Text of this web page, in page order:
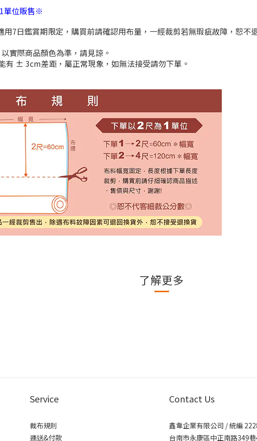
單位販售※
7日鑑賞期限定，購買前請確認用布量，一經裁剪若無瑕疵故障，恕不
實際商品顏色為準，請見諒。
有 ± 3cm差距，屬正常現象，如無法接受請勿下單。
了解更多
Service
裁布規則
運送&付款
Contact Us
鑫韋企業有限公司 / 統編
台南市永康區中正南路349